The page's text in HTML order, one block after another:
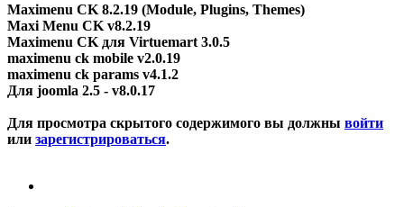
Maximenu CK 8.2.19 (Module, Plugins, Themes)
Maxi Menu CK v8.2.19
Maximenu CK для Virtuemart 3.0.5
maximenu ck mobile v2.0.19
maximenu ck params v4.1.2
Для joomla 2.5 - v8.0.17
Для просмотра скрытого содержимого вы должны войти
или зарегистрироваться.